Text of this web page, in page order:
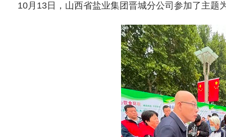
10月13日，山西省盐业集团晋城分公司参加了主题